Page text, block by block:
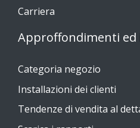
Carriera
Approffondimenti ed
Categoria negozio
Installazioni dei clienti
Tendenze di vendita al